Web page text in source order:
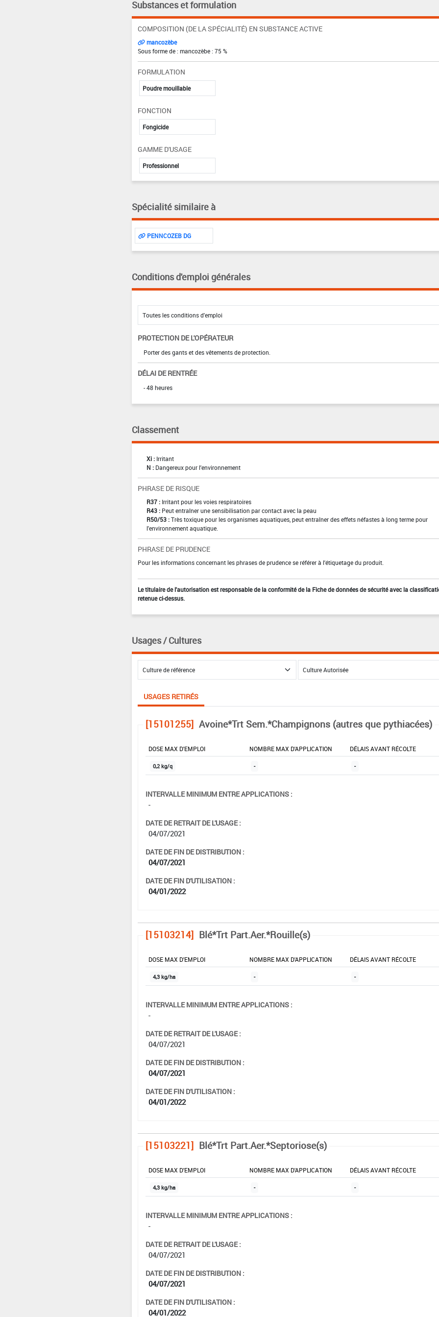
Substances et formulation
COMPOSITION (DE LA SPÉCIALITÉ) EN SUBSTANCE ACTIVE
mancozèbe
Sous forme de : mancozèbe : 75 %
FORMULATION
Poudre mouillable
FONCTION
Fongicide
GAMME D'USAGE
Professionnel
Spécialité similaire à
PENNCOZEB DG
Conditions d'emploi générales
PROTECTION DE L'OPÉRATEUR
Porter des gants et des vêtements de protection.
DÉLAI DE RENTRÉE
- 48 heures
Classement
Xi : Irritant
N : Dangereux pour l'environnement
PHRASE DE RISQUE
R37 : Irritant pour les voies respiratoires
R43 : Peut entraîner une sensibilisation par contact avec la peau
R50/53 : Très toxique pour les organismes aquatiques, peut entraîner des effets néfastes à long terme pour
l'environnement aquatique.
PHRASE DE PRUDENCE
Pour les informations concernant les phrases de prudence se référer à l'étiquetage du produit.
Le titulaire de l'autorisation est responsable de la conformité de la Fiche de données de sécurité avec la
retenue ci-dessus.
Usages / Cultures
USAGES RETIRÉS
[15101255] Avoine*Trt Sem.*Champignons (autres que pythiacées)
DOSE MAX D'EMPLOI NOMBRE MAX D'APPLICATION DÉLAIS AVANT RÉCOLTE
0,2 kg/q - -
INTERVALLE MINIMUM ENTRE APPLICATIONS :
-
DATE DE RETRAIT DE L'USAGE :
04/07/2021
DATE DE FIN DE DISTRIBUTION :
04/07/2021
DATE DE FIN D'UTILISATION :
04/01/2022
[15103214] Blé*Trt Part.Aer.*Rouille(s)
DOSE MAX D'EMPLOI NOMBRE MAX D'APPLICATION DÉLAIS AVANT RÉCOLTE
4,3 kg/ha - -
INTERVALLE MINIMUM ENTRE APPLICATIONS :
-
DATE DE RETRAIT DE L'USAGE :
04/07/2021
DATE DE FIN DE DISTRIBUTION :
04/07/2021
DATE DE FIN D'UTILISATION :
04/01/2022
[15103221] Blé*Trt Part.Aer.*Septoriose(s)
DOSE MAX D'EMPLOI NOMBRE MAX D'APPLICATION DÉLAIS AVANT RÉCOLTE
4,3 kg/ha - -
INTERVALLE MINIMUM ENTRE APPLICATIONS :
-
DATE DE RETRAIT DE L'USAGE :
04/07/2021
DATE DE FIN DE DISTRIBUTION :
04/07/2021
DATE DE FIN D'UTILISATION :
04/01/2022